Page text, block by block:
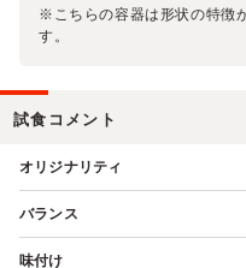
※こちらの容器は形状の特徴
す。
試食コメント
オリジナリティ
バランス
味付け